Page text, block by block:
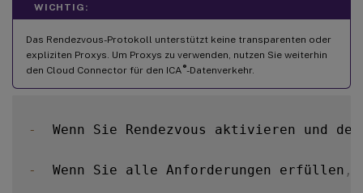
WICHTIG:
Das Rendezvous-Protokoll unterstützt keine transparenten oder
expliziten Proxys. Um Proxys zu verwenden, nutzen Sie weiterhin
den Cloud Connector für den ICA ®-Datenverkehr.
-
Wenn Sie Rendezvous aktivieren und
-
  Wenn Sie alle Anforderungen erfüllen
,